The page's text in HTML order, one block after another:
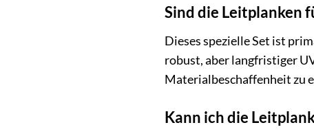
Sind die Leitplanken
Dieses spezielle Set ist
robust, aber langfristiger
Materialbeschaffenheit zu
Kann ich die